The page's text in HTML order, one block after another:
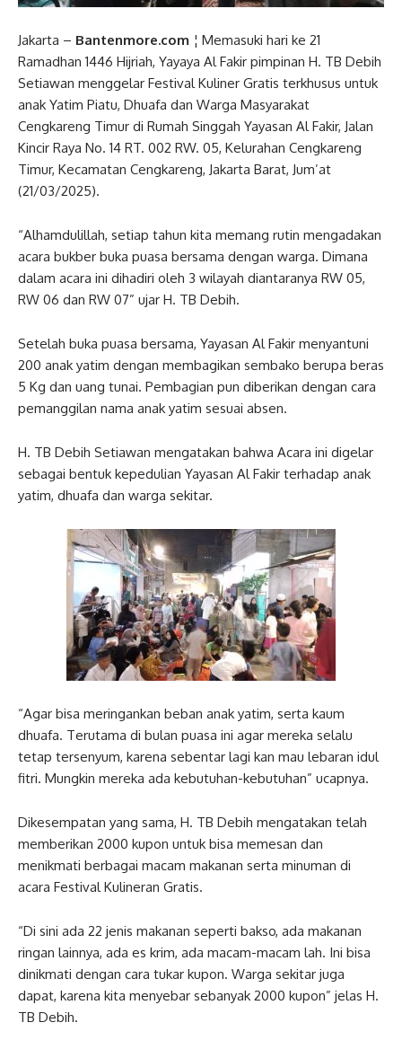
Jakarta – Bantenmore.com ¦ Memasuki hari ke 21
Ramadhan 1446 Hijriah, Yayaya Al Fakir pimpinan H. TB Debih
Setiawan menggelar Festival Kuliner Gratis terkhusus untuk
anak Yatim Piatu, Dhuafa dan Warga Masyarakat
Cengkareng Timur di Rumah Singgah Yayasan Al Fakir, Jalan
Kincir Raya No. 14 RT. 002 RW. 05, Kelurahan Cengkareng
Timur, Kecamatan Cengkareng, Jakarta Barat, Jum’at
(21/03/2025).
“Alhamdulillah, setiap tahun kita memang rutin mengadakan
acara bukber buka puasa bersama dengan warga. Dimana
dalam acara ini dihadiri oleh 3 wilayah diantaranya RW 05,
RW 06 dan RW 07” ujar H. TB Debih.
Setelah buka puasa bersama, Yayasan Al Fakir menyantuni
200 anak yatim dengan membagikan sembako berupa beras
5 Kg dan uang tunai. Pembagian pun diberikan dengan cara
pemanggilan nama anak yatim sesuai absen.
H. TB Debih Setiawan mengatakan bahwa Acara ini digelar
sebagai bentuk kepedulian Yayasan Al Fakir terhadap anak
yatim, dhuafa dan warga sekitar.
“Agar bisa meringankan beban anak yatim, serta kaum
dhuafa. Terutama di bulan puasa ini agar mereka selalu
tetap tersenyum, karena sebentar lagi kan mau lebaran idul
fitri. Mungkin mereka ada kebutuhan-kebutuhan” ucapnya.
Dikesempatan yang sama, H. TB Debih mengatakan telah
memberikan 2000 kupon untuk bisa memesan dan
menikmati berbagai macam makanan serta minuman di
acara Festival Kulineran Gratis.
“Di sini ada 22 jenis makanan seperti bakso, ada makanan
ringan lainnya, ada es krim, ada macam-macam lah. Ini bisa
dinikmati dengan cara tukar kupon. Warga sekitar juga
dapat, karena kita menyebar sebanyak 2000 kupon” jelas H.
TB Debih.